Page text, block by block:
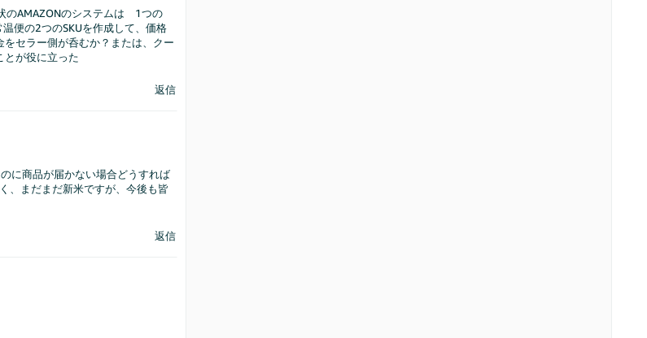
のAMAZONのシステムは 1つの
便の2つのSKUを作成して、価格
セラー側が呑むか？または、クー
とが役に立った
返信
に商品が届かない場合どうすれば
、まだまだ新米ですが、今後も皆
返信